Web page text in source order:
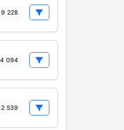
9 228
4 094
2 539